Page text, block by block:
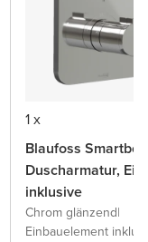
1 x
Blaufoss
Duscharmatur,
inklusive
Chrom glänzend|
Einbauelement